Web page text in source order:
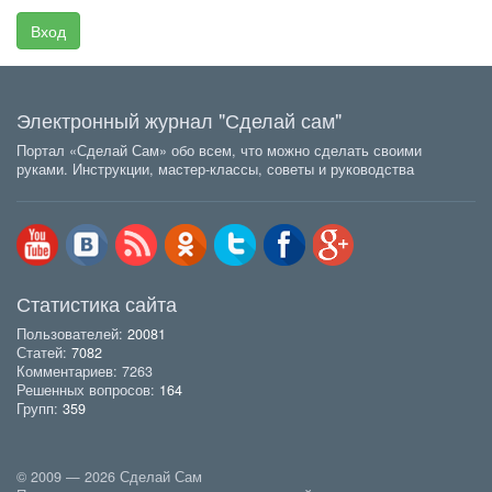
Вход
Электронный журнал "Сделай сам"
Портал «Сделай Сам» обо всем, что можно сделать своими
руками. Инструкции, мастер-классы, советы и руководства
Статистика сайта
Пользователей: 20081
Статей: 7082
Комментариев: 7263
Решенных вопросов: 164
Групп: 359
© 2009 — 2026 Сделай Сам